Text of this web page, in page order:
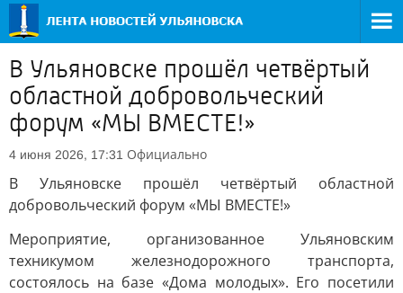
В Ульяновске прошёл четвёртый
областной добровольческий
форум «МЫ ВМЕСТЕ!»
4 июня 2026, 17:31 Официально
В Ульяновске прошёл четвёртый областной
добровольческий форум «МЫ ВМЕСТЕ!»
Мероприятие, организованное Ульяновским
техникумом железнодорожного транспорта,
состоялось на базе «Дома молодых». Его посетили